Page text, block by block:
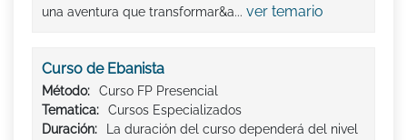
una aventura que transformar&a... ver temario
Curso de Ebanista
Método:
Curso FP Presencial
Tematica:
Cursos Especializados
Duración:
La duración del curso dependerá del nivel